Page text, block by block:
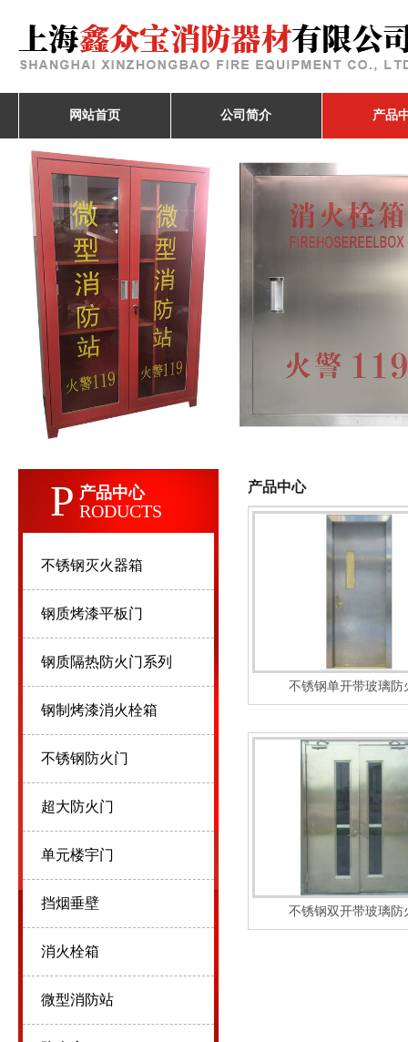
网站首页 公司简介 产品
P 产品中心
RODUCTS
不锈钢灭火器箱
钢质烤漆平板门
钢质隔热防火门系列
钢制烤漆消火栓箱
不锈钢防火门
超大防火门
单元楼宇门
挡烟垂壁
消火栓箱
微型消防站
产品中心
不锈钢单开带玻璃防
不锈钢双开带玻璃防